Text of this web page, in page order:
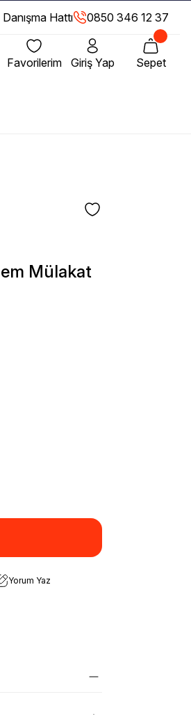
Hattı 0850 346 12 37
Favorilerim Giriş Yap Sepet
Mülakat
Yorum Yaz